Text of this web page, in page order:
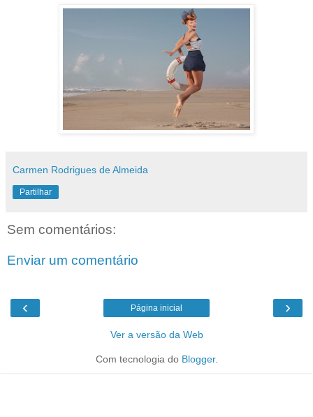
Carmen Rodrigues de Almeida
Partilhar
Sem comentários:
Enviar um comentário
‹ ›
Página inicial
Ver a versão da Web
Com tecnologia do Blogger.